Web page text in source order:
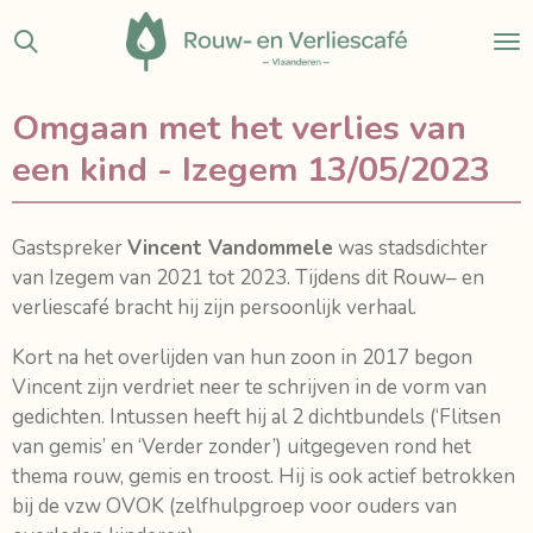
Ga
direct
de
hoofdinhoud
Omgaan met het verlies van
een kind - Izegem 13/05/2023
GastsprekerVincent Vandommele was stadsdichter
van Izegem van 2021 tot 2023. Tijdens dit Rouw– en
verliescafé bracht hij zijn persoonlijk verhaal.
Kort na het overlijden van hun zoon in 2017 begon
Vincent zijn verdriet neer te schrijven in de vorm van
gedichten. Intussen heeft hij al 2 dichtbundels (‘Flitsen
van gemis’ en ‘Verder zonder’) uitgegeven rond het
thema rouw, gemis en troost. Hij is ook actief betrokken
bij de vzw OVOK (zelfhulpgroep voor ouders van